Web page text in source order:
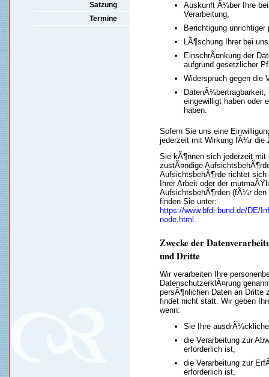
Satzung
Termine
Auskunft Ã¼ber Ihre
Verarbeitung,
Berichtigung unrichtiger
LÃ¶schung Ihrer bei
EinschrÃ¤nkung der
aufgrund gesetzlicher
Widerspruch gegen die
DatenÃ¼bertragbarkeit,
eingewilligt haben oder
haben.
Sofern Sie uns eine
jederzeit mit Wirkung fÃ¼r die
Sie kÃ¶nnen sich jederzeit
zustÃ¤ndige
AufsichtsbehÃ¶rde richtet
Ihrer Arbeit oder der
AufsichtsbehÃ¶rden (fÃ¼r
finden Sie unter:
https://www.bfdi.bund.de/DE/
node.html .
Zwecke der
und Dritte
Wir verarbeiten Ihre
DatenschutzerklÃ¤rung
persÃ¶nlichen Daten an Dritte
findet nicht statt. Wir geben
wenn:
Sie Ihre
die Verarbeitung zur
erforderlich ist,
die Verarbeitung zur
erforderlich ist,